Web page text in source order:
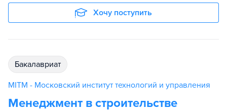
Хочу поступить
бакалавриат
MITM - Московский институт технологий и управления
Менеджмент в строительстве